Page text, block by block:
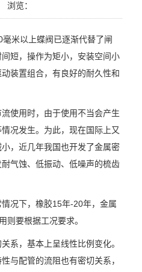
浏览：
米以上蝶阀已逐渐代替了闸
短，操作为矩小，安装空间小
装置组合，有良好的耐久性和
用时，由于使用不当会产生
况发生。为此，现在国际上又
，近几年我国也开发了金属密
气蚀、低振动、低噪声的梳齿
况下，橡胶15年-20年，金属
则要根据工况要求。
，基本上呈线性比例变化。
与配管的流阻也有密切关系，